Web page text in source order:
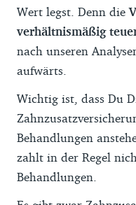
Wert legst. Denn die
verhältnismäßig
nach unseren
aufwärts.
Wichtig ist, dass Du
Behandlungen
zahlt in der Regel
Behandlungen.